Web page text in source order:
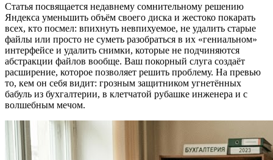
Статья посвящается недавнему сомнительному решению
Яндекса уменьшить объём своего диска и жестоко покарать
всех, кто посмел: впихнуть невпихуемое, не удалить старые
файлы или просто не суметь разобраться в их «гениальном»
интерфейсе и удалить снимки, которые не подчиняются
абстракции файлов вообще. Ваш покорный слуга создаёт
расширение, которое позволяет решить проблему. На превью
то, кем он себя видит: грозным защитником угнетённых
бабуль из бухгалтерии, в клетчатой рубашке инженера и с
волшебным мечом.